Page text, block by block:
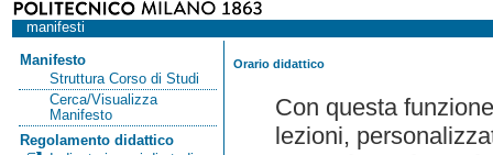
manifesti
Manifesto
Struttura Corso di Studi
Cerca/Visualizza
Manifesto
Regolamento didattico
Orario didattico
Con questa
lezioni,